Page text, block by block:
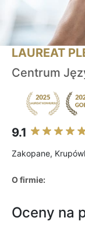
LAUREAT
Centrum
9.1
Zakopane,
O firmie:
Oceny na